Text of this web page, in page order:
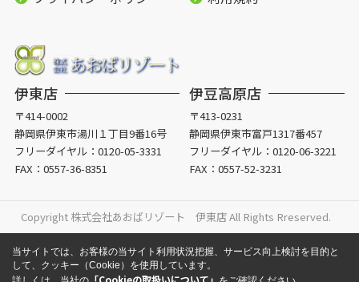
伊東店
〒414-0002
静岡県伊東市湯川１丁目9番16号
フリーダイヤル： 0120-05-3331
FAX：0557-36-8351
伊豆高原店
〒413-0231
静岡県伊東市富戸1317番457
フリーダイヤル：0120-06-3221
FAX：0557-52-3231
Copyright 株式会社あおばリゾート 伊東店 All Rights Rreserved.
当サイトでは、お客様の当サイト利用状況把握、サービス向上検討を目的と
して、クッキー（Cookie）を使用しています。
「Cookieの取扱いについて」